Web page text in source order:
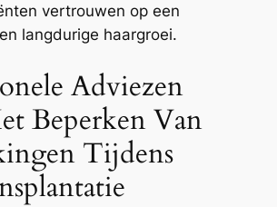
vertrouwen op een
langdurige haargroei.
Adviezen
Beperken Van
Tijdens